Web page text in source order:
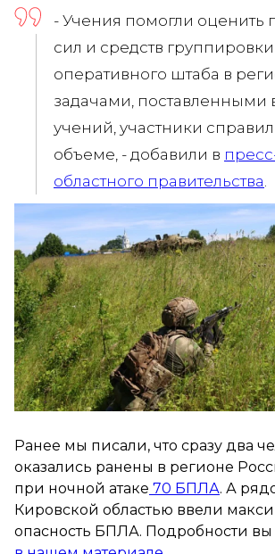
- Учения помогли оценить
сил и средств группировки
оперативного штаба в
задачами, поставленными
учений, участники
объеме, - добавили в
областного правительства.
Ранее мы писали, что сразу два
оказались ранены в регионе
при ночной атаке 70 БПЛА. А
Кировской областью ввели
опасность БПЛА. Подробности вы